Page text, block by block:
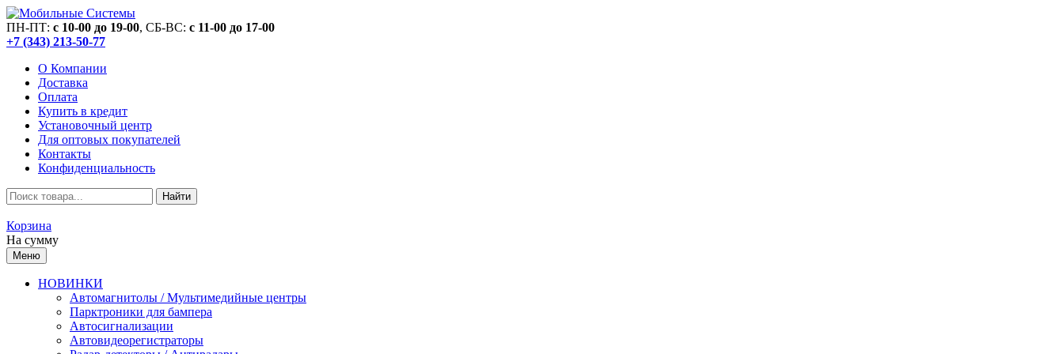
ПН-ПТ: c 10-00 до 19-00, СБ-ВС: c 11-00 до 17-00
+7 (343) 213-50-77
О Компании
Доставка
Оплата
Купить в кредит
Установочный центр
Для оптовых покупателей
Контакты
Конфиденциальность
Найти
Корзина
На сумму
Меню
НОВИНКИ
Автомагнитолы / Мультимедийные центры
Парктроники для бампера
Автосигнализации
Автовидеорегистраторы